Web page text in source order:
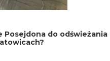
Posejdona do odświeżania